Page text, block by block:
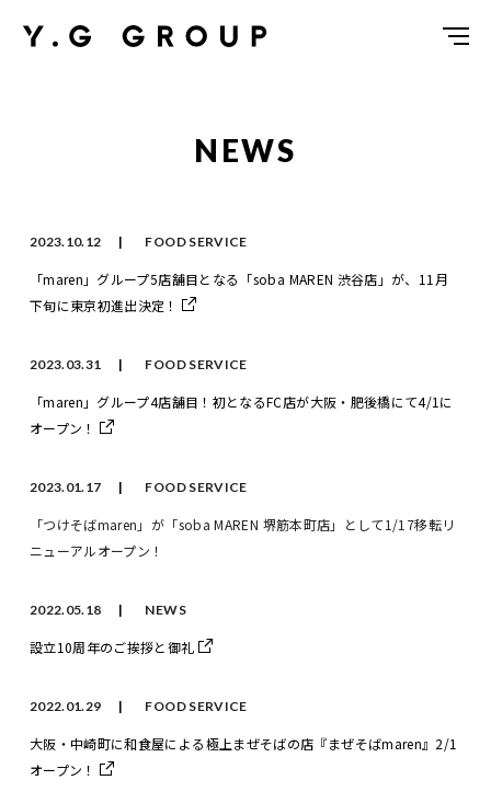
NEWS
2023.10.12 FOOD SERVICE
「maren」グループ5店舗目となる「soba MAREN 渋谷店」が、11月
下旬に東京初進出決定！
2023.03.31 FOOD SERVICE
「maren」グループ4店舗目！初となるFC店が大阪・肥後橋にて4/1に
オープン！
2023.01.17 FOOD SERVICE
「つけそばmaren」が「soba MAREN 堺筋本町店」として1/17移転リ
ニューアルオープン！
2022.05.18 NEWS
設立10周年のご挨拶と御礼
2022.01.29 FOOD SERVICE
大阪・中崎町に和食屋による極上まぜそばの店『まぜそばmaren』2/1
オープン！